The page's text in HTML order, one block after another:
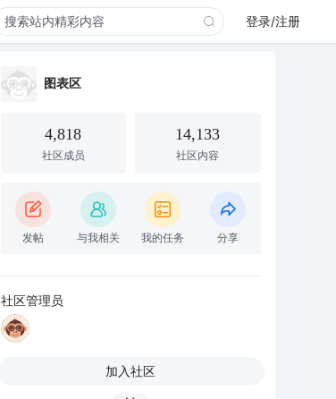
登录/注册
图表区
4,818
社区成员
14,133
社区内容
发帖 与我相关 我的任务 分享
社区管理员
加入社区